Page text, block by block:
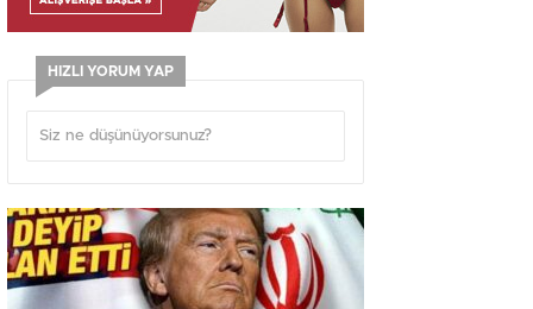
HIZLI YORUM YAP